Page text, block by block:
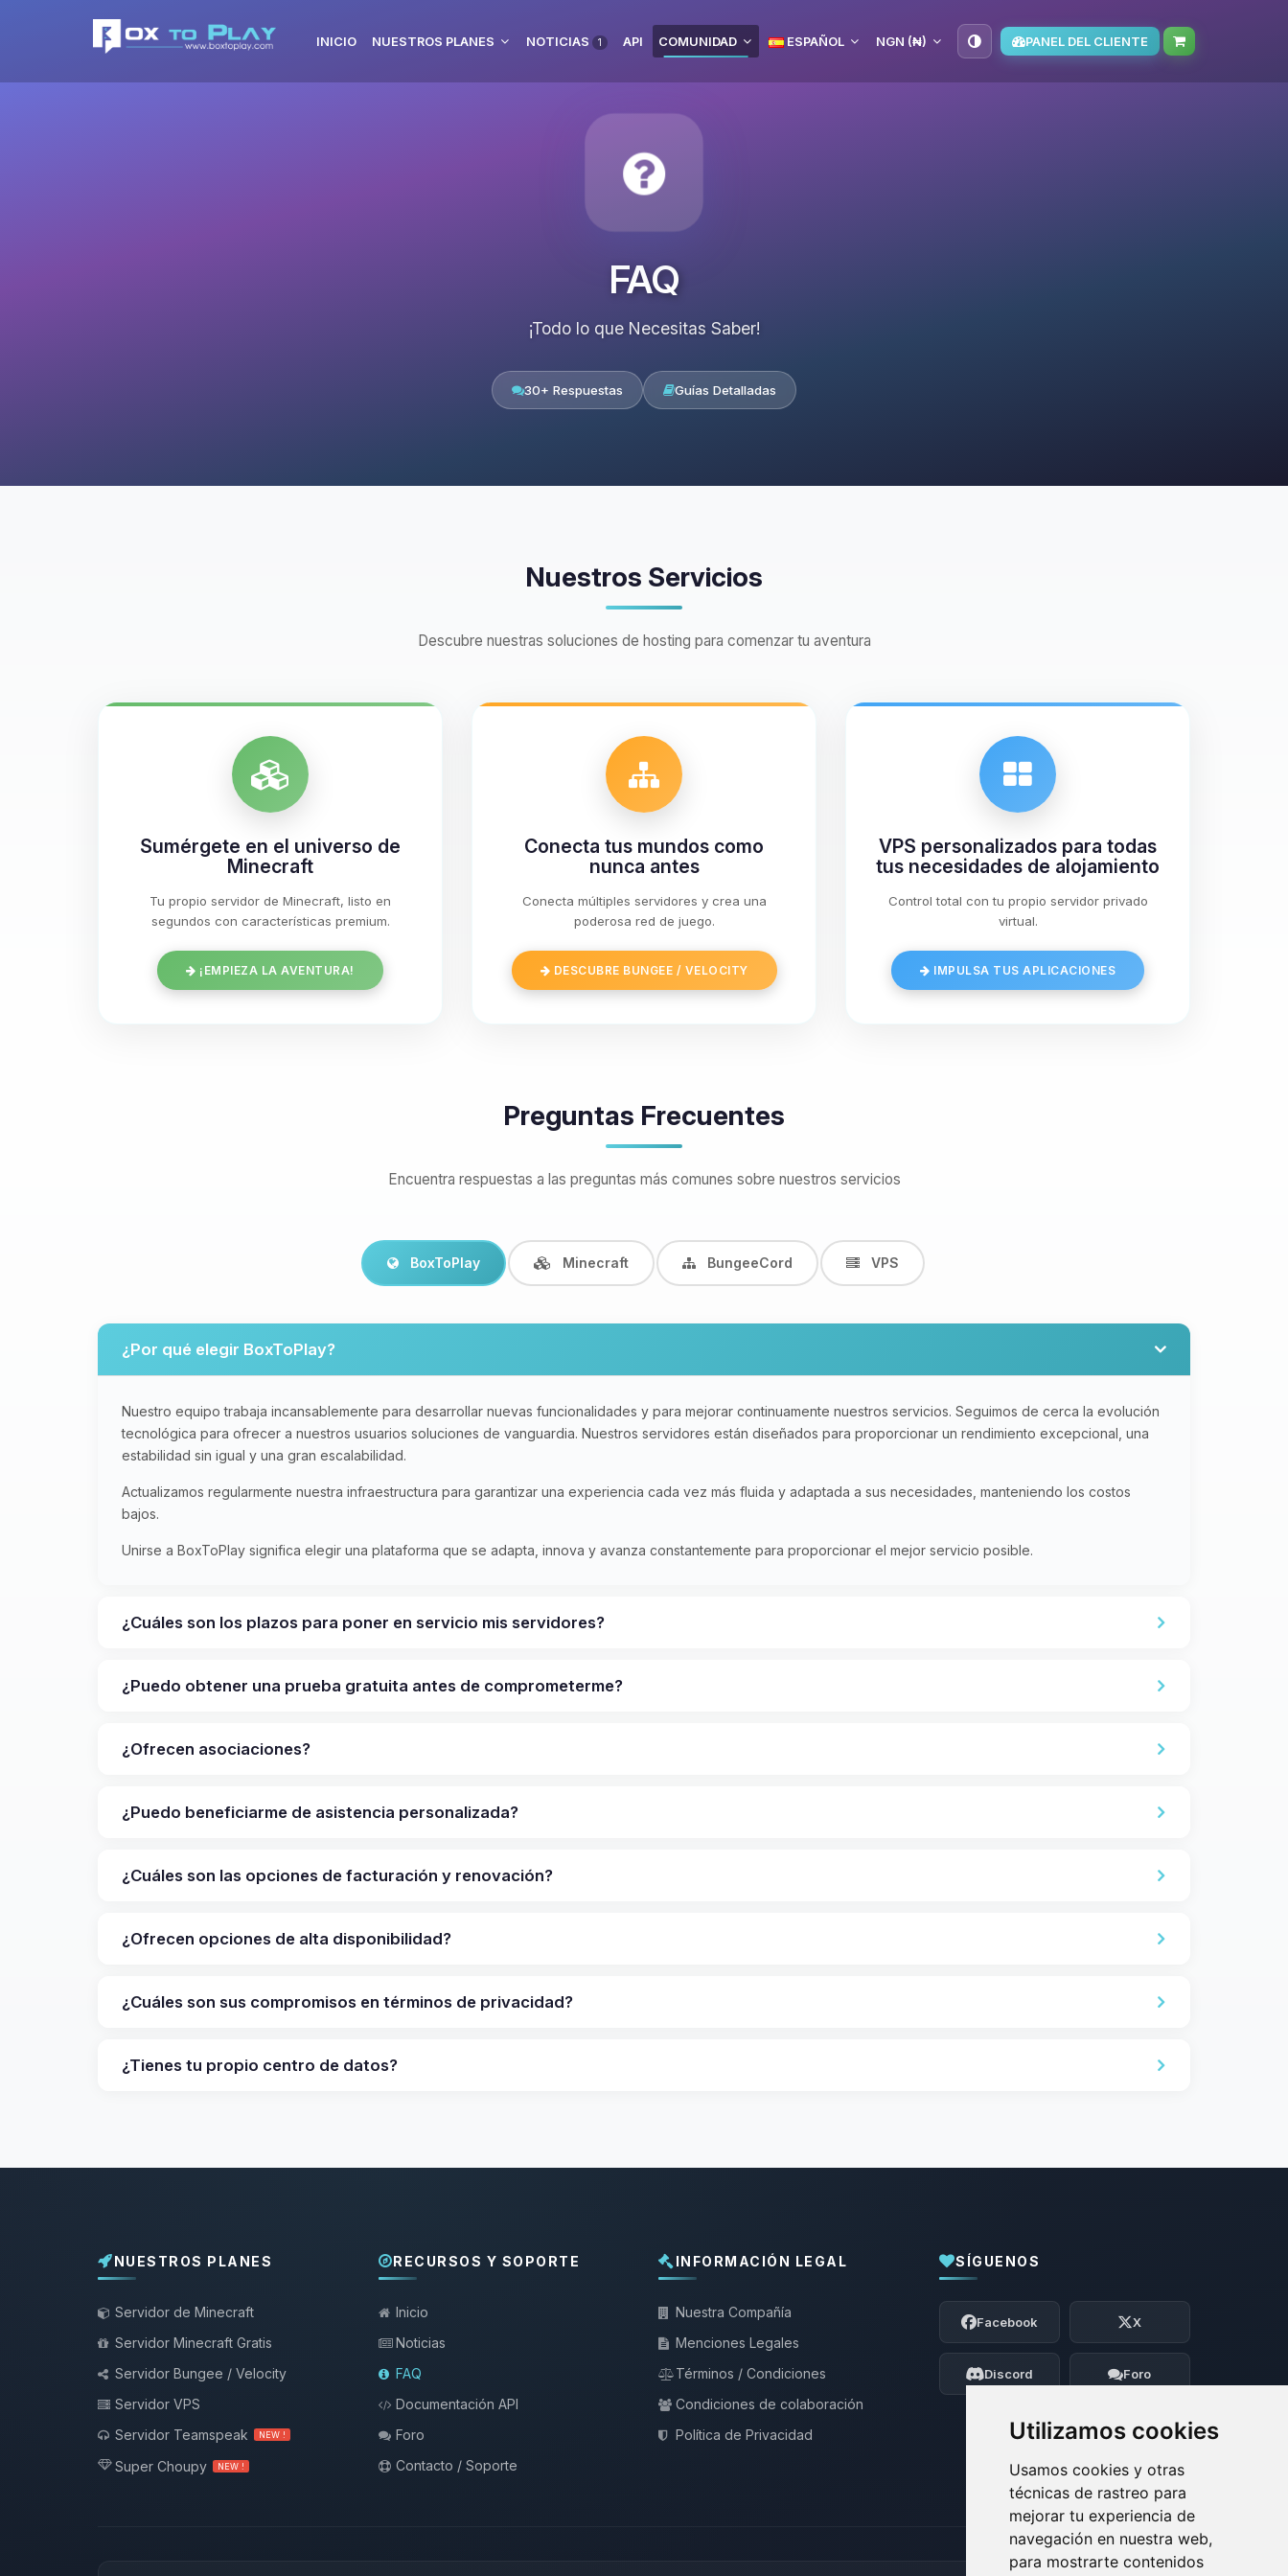
Utilizamos cookies
Usamos cookies y otras
técnicas de rastreo para
mejorar tu experiencia de
navegación en nuestra web,
para mostrarte contenidos
INICIO NUESTROS PLANES NOTICIAS 1 API COMUNIDAD ESPAÑOL NGN (₦) PANEL DEL CLIENTE
FAQ
¡Todo lo que Necesitas Saber!
30+ Respuestas Guías Detalladas
Nuestros Servicios
Descubre nuestras soluciones de hosting para comenzar tu aventura
Sumérgete en el universo de
Minecraft
Tu propio servidor de Minecraft, listo en
segundos con características premium.
¡EMPIEZA LA AVENTURA!
Conecta tus mundos como
nunca antes
Conecta múltiples servidores y crea una
poderosa red de juego.
DESCUBRE BUNGEE / VELOCITY
VPS personalizados para todas
tus necesidades de alojamiento
Control total con tu propio servidor privado
virtual.
IMPULSA TUS APLICACIONES
Preguntas Frecuentes
Encuentra respuestas a las preguntas más comunes sobre nuestros servicios
BoxToPlay Minecraft BungeeCord VPS
¿Por qué elegir BoxToPlay?
Nuestro equipo trabaja incansablemente para desarrollar nuevas funcionalidades y para mejorar continuamente nuestros servicios. Seguimos de cerca la evolución
tecnológica para ofrecer a nuestros usuarios soluciones de vanguardia. Nuestros servidores están diseñados para proporcionar un rendimiento excepcional, una
estabilidad sin igual y una gran escalabilidad.
Actualizamos regularmente nuestra infraestructura para garantizar una experiencia cada vez más fluida y adaptada a sus necesidades, manteniendo los costos
bajos.
Unirse a BoxToPlay significa elegir una plataforma que se adapta, innova y avanza constantemente para proporcionar el mejor servicio posible.
¿Cuáles son los plazos para poner en servicio mis servidores?
¿Puedo obtener una prueba gratuita antes de comprometerme?
¿Ofrecen asociaciones?
¿Puedo beneficiarme de asistencia personalizada?
¿Cuáles son las opciones de facturación y renovación?
¿Ofrecen opciones de alta disponibilidad?
¿Cuáles son sus compromisos en términos de privacidad?
¿Tienes tu propio centro de datos?
NUESTROS PLANES
Servidor de Minecraft
Servidor Minecraft Gratis
Servidor Bungee / Velocity
Servidor VPS
Servidor Teamspeak
NEW !
Super Choupy NEW !
RECURSOS Y SOPORTE
Inicio
Noticias
FAQ
Documentación API
Foro
Contacto / Soporte
INFORMACIÓN LEGAL
Nuestra Compañía
Menciones Legales
Términos / Condiciones
Condiciones de colaboración
Política de Privacidad
SÍGUENOS
Facebook X
Discord Foro
Yupi, por fin alguien con quien hablar!
Soy Choupy, tu pequeno asistente de
BoxToPlay. Cuentame que necesitas y
moveré mis pequenos circuitos para
ayudarte.
09/08/2026 15:05